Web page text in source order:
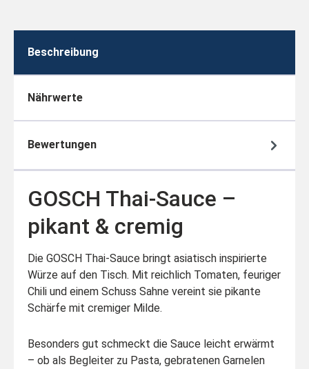
Beschreibung
Nährwerte
Bewertungen
GOSCH Thai-Sauce –
pikant & cremig
Die GOSCH Thai-Sauce bringt asiatisch inspirierte
Würze auf den Tisch. Mit reichlich Tomaten, feuriger
Chili und einem Schuss Sahne vereint sie pikante
Schärfe mit cremiger Milde.
Besonders gut schmeckt die Sauce leicht erwärmt
– ob als Begleiter zu Pasta, gebratenen Garnelen